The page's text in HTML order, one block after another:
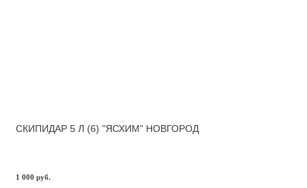
СКИПИДАР 5 Л (6) "ЯСХИМ" НОВГОРОД
1 000 руб.